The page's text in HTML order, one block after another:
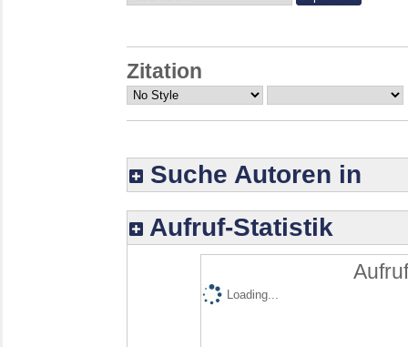
Zitation
Suche Autoren in
Aufruf-Statistik
Loading...